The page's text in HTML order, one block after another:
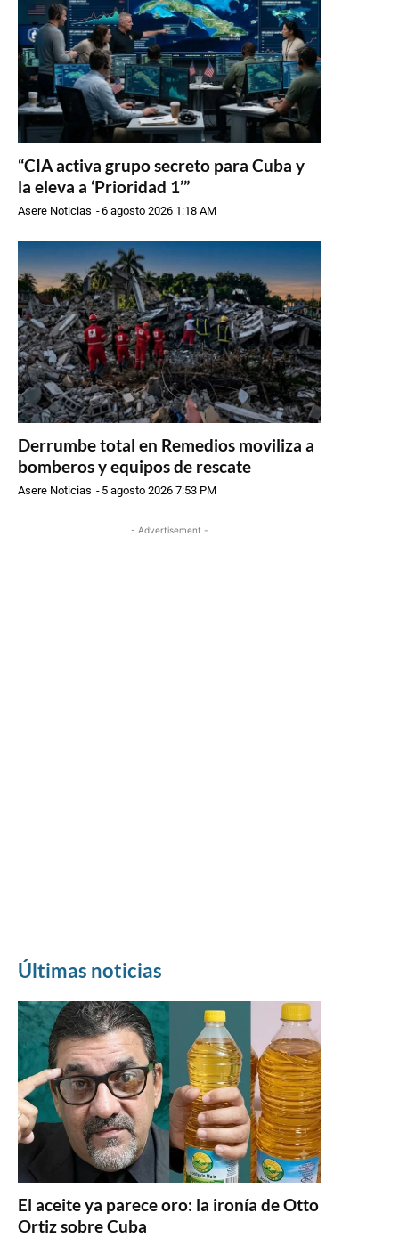
“CIA activa grupo secreto para Cuba y
la eleva a ‘Prioridad 1’”
Asere Noticias -6 agosto 2026 1:18 AM
Derrumbe total en Remedios moviliza a
bomberos y equipos de rescate
Asere Noticias - 5 agosto 2026 7:53 PM
- Advertisement -
Últimas noticias
El aceite ya parece oro: la ironía de Otto
Ortiz sobre Cuba